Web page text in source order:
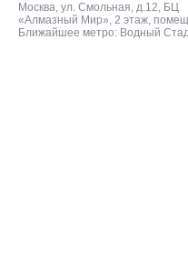
Москва, ул. Смольная, д.12, БЦ
«Алмазный Мир», 2 этаж,
Ближайшее метро: Водный